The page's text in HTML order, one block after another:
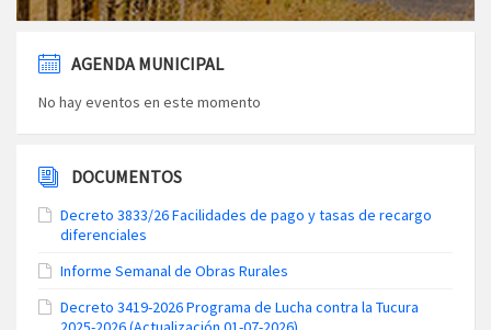
AGENDA MUNICIPAL
No hay eventos en este momento
DOCUMENTOS
Decreto 3833/26 Facilidades de pago y tasas de recargo
diferenciales
Informe Semanal de Obras Rurales
Decreto 3419-2026 Programa de Lucha contra la Tucura